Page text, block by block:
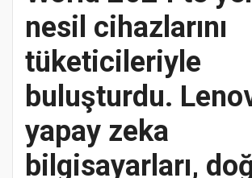
nesil cihazlarını
tüketicileriyle
buluşturdu.
yapay zeka
bilgisayarları,